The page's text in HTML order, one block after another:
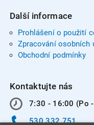
Další informace
Prohlášení o použití
Zpracování osobních
Obchodní podmínky
Kontaktujte nás
7:30 - 16:00 (Po
530 332 751